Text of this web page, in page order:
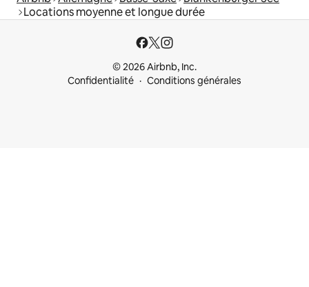
Locations moyenne et longue durée
© 2026 Airbnb, Inc.
Confidentialité
Conditions générales